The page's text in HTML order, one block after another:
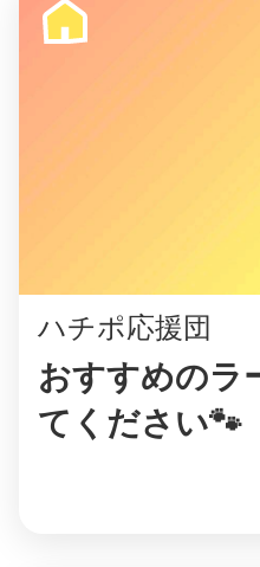
ハチポ応援団
おすすめのラ
てください🐾
©︎